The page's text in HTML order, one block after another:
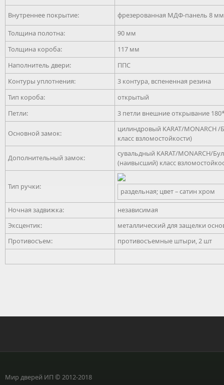
Внутреннее покрытие:
фрезерованная МДФ-панель 8
Толщина полотна:
90 мм
Толщина короба:
117 мм
Наполнитель двери:
ППС
Контуры уплотнения:
3 контура, вспененная резина
Тип короба:
открытый
Петли:
3 петли внешние открывание
Основной замок:
цилиндровый KARAT/MONARCH /
класс взломостойкости)
Дополнительный замок:
сувальдный KARAT/MONARCH/
(наивысший) класс
Тип ручки:
раздельная; цвет – сатин хром
Ночная задвижка:
независимая
Эксцентик:
металлический для защелки
Противосъем:
противосъемные штыри, 2 шт
Мир дверей ИП © 2012-2018